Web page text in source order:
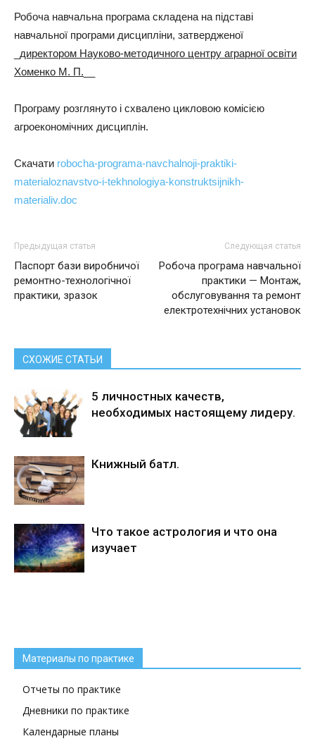
Робоча навчальна програма складена на підставі
навчальної програми дисципліни, затвердженої
директором Науково-методичного центру аграрної освіти
Хоменко М. П.
Програму розглянуто і схвалено цикловою комісією
агроекономічних дисциплін.
Скачати robocha-programa-navchalnoji-praktiki-
materialoznavstvo-i-tekhnologiya-konstruktsijnikh-
materialiv.doc
Предыдущая статья
Паспорт бази виробничої
ремонтно-технологічної
практики, зразок
Следующая статья
Робоча програма навчальної
практики — Монтаж,
обслуговування та ремонт
електротехнічних установок
СХОЖИЕ СТАТЬИ
5 личностных качеств,
необходимых настоящему лидеру.
Книжный батл.
Что такое астрология и что она
изучает
Материалы по практике
Отчеты по практике
Дневники по практике
Календарные планы